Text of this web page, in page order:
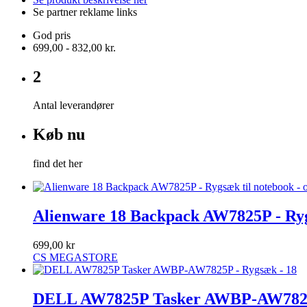
Se partner reklame links
God pris
699,00 - 832,00 kr.
2
Antal leverandører
Køb nu
find det her
Alienware 18 Backpack AW7825P -
699,00 kr
CS MEGASTORE
DELL AW7825P Tasker AWBP-